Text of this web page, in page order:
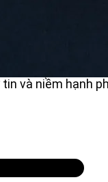
và niềm hạnh